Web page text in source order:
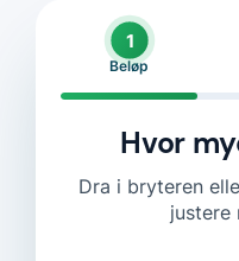
1
Beløp
Hvor
Dra i bryteren
justere